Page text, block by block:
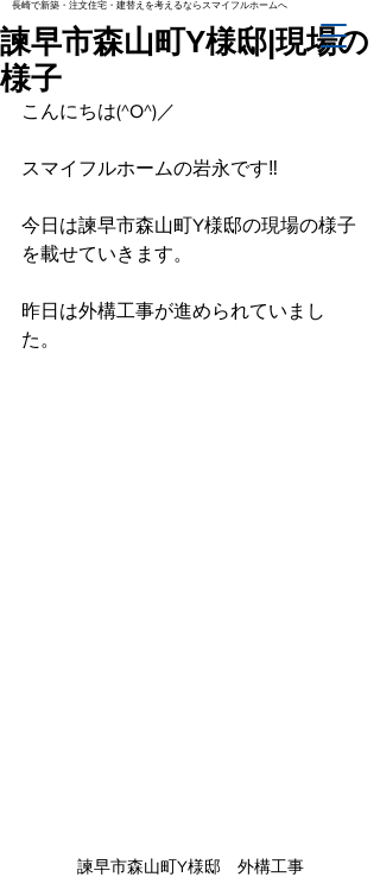
長崎で新築・注文住宅・建替えを考えるならスマイフルホームへ
諫早市森山町Y様邸|現場の
様子
こんにちは(^O^)／
スマイフルホームの岩永です‼︎
今日は諫早市森山町Y様邸の現場の様子
を載せていきます。
昨日は外構工事が進められていまし
た。
諫早市森山町Y様邸　外構工事